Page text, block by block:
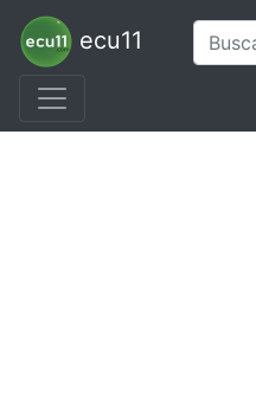
ecu11